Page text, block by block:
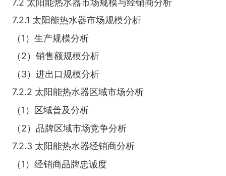
7.2 太阳能热水器市场规模与经销商分析
7.2.1 太阳能热水器市场规模分析
（1）生产规模分析
（2）销售额规模分析
（3）进出口规模分析
7.2.2 太阳能热水器区域市场分析
（1）区域普及分析
（2）品牌区域市场竞争分析
7.2.3 太阳能热水器经销商分析
（1）经销商品牌忠诚度